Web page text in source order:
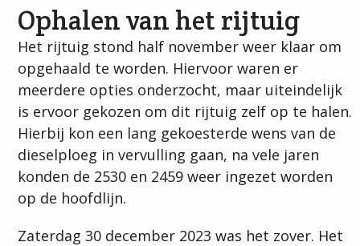
Ophalen van het rijtuig
Het rijtuig stond half november weer klaar om
opgehaald te worden. Hiervoor waren er
meerdere opties onderzocht, maar uiteindelijk
is ervoor gekozen om dit rijtuig zelf op te halen.
Hierbij kon een lang gekoesterde wens van de
dieselploeg in vervulling gaan, na vele jaren
konden de 2530 en 2459 weer ingezet worden
op de hoofdlijn.
Zaterdag 30 december 2023 was het zover. Het